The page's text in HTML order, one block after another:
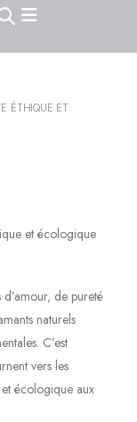
ÉTHIQUE ET
et écologique
d’amour, de pureté
naturels
C’est
vers les
et écologique aux